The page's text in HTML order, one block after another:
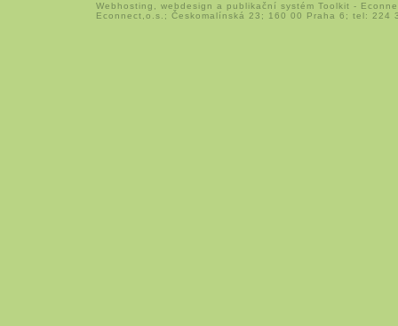
Webhosting webdesign a publikační systém Toolkit -
Econnect,o.s.; Českomalínská 23; 160 00 Praha 6; tel: 224